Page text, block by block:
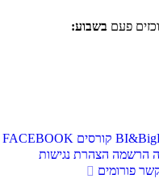
פעם בשבוע:
קורסים FACEBOOK
הרשמה הצהרת נגישות
פורומים